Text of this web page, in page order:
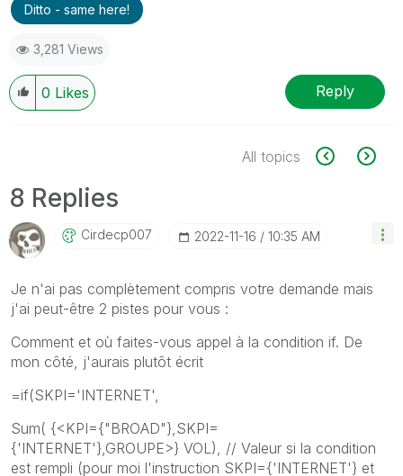
Ditto - same here!
3,281 Views
0 Likes Reply
All topics
8 Replies
Cirdecp007 ‎2022-11-16 10:35 AM
Je n'ai pas complètement compris votre demande mais
j'ai peut-être 2 pistes pour vous :
Comment et où faites-vous appel à la condition if. De
mon côté, j'aurais plutôt écrit
=if(SKPI='INTERNET',
Sum( {<KPI={"BROAD"},SKPI=
{'INTERNET'},GROUPE>} VOL), // Valeur si la condition
est rempli (pour moi l'instruction SKPI={'INTERNET'} et